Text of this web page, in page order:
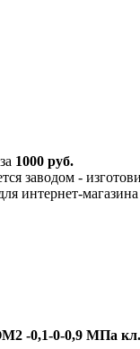
1000 руб.
заводом -
интернет-
-0,1-0-0,9 МПа